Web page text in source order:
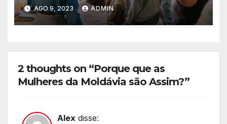
Expandir seu Círculo Social
Internacional
AGO 9, 2023 ADMIN
2 thoughts on “Porque que as
Mulheres da Moldávia são Assim?”
Alex disse: